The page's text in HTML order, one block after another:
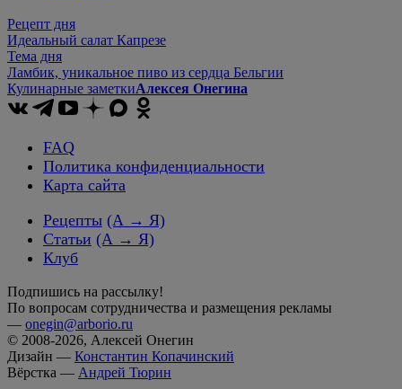
Рецепт дня
Идеальный салат Капрезе
Тема дня
Ламбик, уникальное пиво из сердца Бельгии
Кулинарные заметкиАлексея Онегина
FAQ
Политика конфиденциальности
Карта сайта
Рецепты (А → Я)
Статьи (А → Я)
Клуб
Подпишись на рассылку!
По вопросам сотрудничества и размещения рекламы
— onegin@arborio.ru
© 2008-2026, Алексей Онегин
Дизайн — Константин Копачинский
Вёрстка — Андрей Тюрин